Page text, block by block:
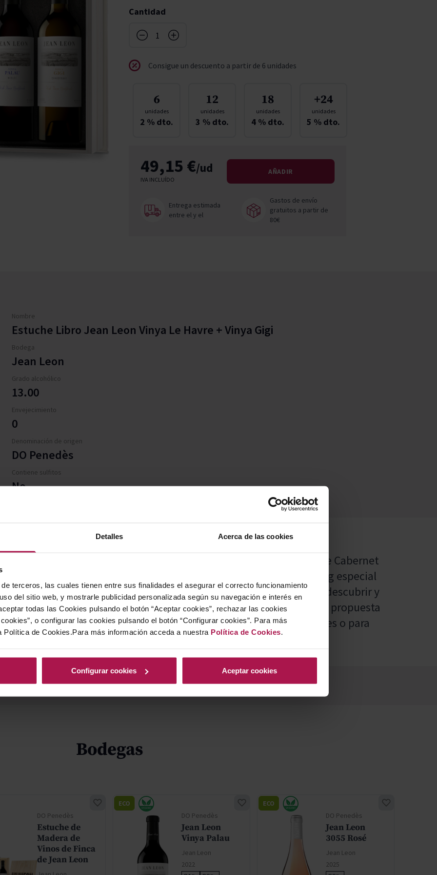
Detalles Acerca de las cookies
terceros, las cuales tienen entre sus finalidades el asegurar el correcto funcionamiento
del sitio web, y mostrarle publicidad personalizada según su navegación e interés en
todas las Cookies pulsando el botón “Aceptar cookies”, rechazar las cookies
o configurar las cookies pulsando el botón “Configurar cookies”. Para más
Política de Cookies.Para más información acceda a nuestra Política de Cookies
Configurar cookies Aceptar cookies
French Bloom Pago del Cielo
Valduero
Cantidad
Consigue un descuento a partir de 6 unidades
6
unidades
2 % dto.
12
unidades
3 % dto.
18
unidades
4 % dto.
+24
unidades
5 % dto.
49,15 €/ud
IVA INCLUÍDO
AÑADIR
Entrega estimada
entre ely el
Gastos de envío
gratuitos a partir de
80€
Nombre
Estuche Libro Jean Leon Vinya Le Havre + Vinya Gigi
Bodega
Jean Leon
Grado alcohólico
13.00
Envejecimiento
0
Denominación de origen
DO Penedès
Contiene sulfitos
No
Estuche en formato libro que reúne una botella de Vinya Le Havre Cabernet
Sauvignon Reserva y otra de Vinya Gigi Chardonnay. Un packaging especial
que combina dos referencias singulares de la bodega, ideal para descubrir y
disfrutar tanto tintos como blancos en una misma selección. Una propuesta
cuidada y versátil, perfecta para compartir en ocasiones especiales o para
regalar.
Bodegas
DO Penedès
Estuche de
Madera de
Vinos de Finca
de Jean Leon
DO Penedès
Jean Leon
Vinya Palau
Jean Leon
2022
ECO
DO Penedès
Jean Leon
3055 Rosé
Jean Leon
2025
ECO